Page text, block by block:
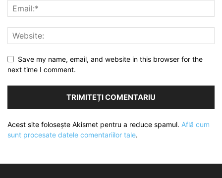
Save my name, email, and website in this browser for the
next time I comment.
Acest site folosește Akismet pentru a reduce spamul. Află cum
sunt procesate datele comentariilor tale.